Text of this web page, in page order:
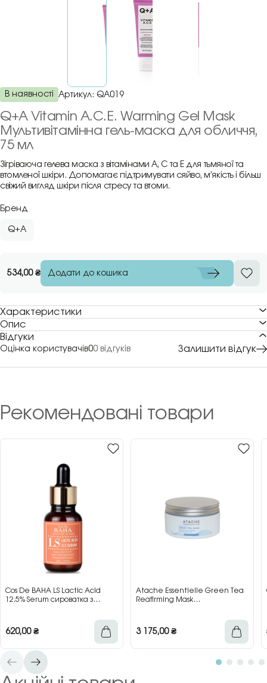
В наявності Артикул: QA019
Q+A Vitamin A.C.E. Warming Gel Mask
Мультивітамінна гель-маска для обличчя,
75 мл
Зігріваюча гелева маска з вітамінами A, C та E для тьмяної та
втомленої шкіри. Допомагає підтримувати сяйво, м’якість і більш
свіжий вигляд шкіри після стресу та втоми.
Бренд
Q+A
534,00₴ Додати до кошика
Характеристики
Опис
Відгуки
Оцінка користувачів00 відгуків Залишити відгук
Рекомендовані товари
Cos De BAHA LS Lactic Acid
12.5% Serum сироватка з
620,00₴
Atache Essentielle Green Tea
Reafirming Mask
3 175,00₴